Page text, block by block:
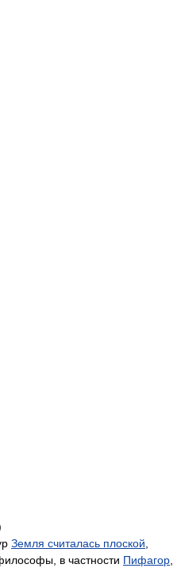
Земля считалась плоской,
в частности Пифагор,